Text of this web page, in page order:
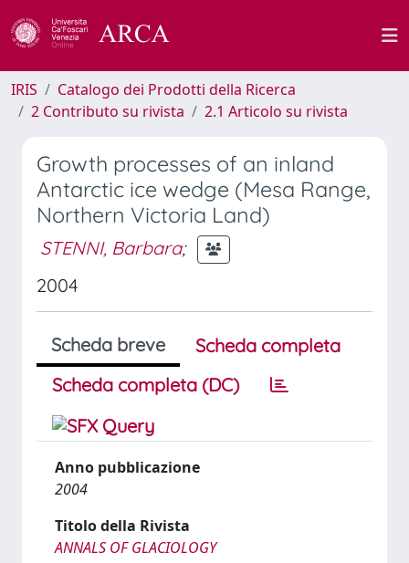
IRIS
Catalogo dei Prodotti della Ricerca
2 Contributo su rivista
2.1 Articolo su rivista
Growth processes of an inland
Antarctic ice wedge (Mesa Range,
Northern Victoria Land)
STENNI, Barbara;
2004
Scheda breve
Scheda completa
Scheda completa (DC)
Anno pubblicazione
2004
Titolo della Rivista
ANNALS OF GLACIOLOGY